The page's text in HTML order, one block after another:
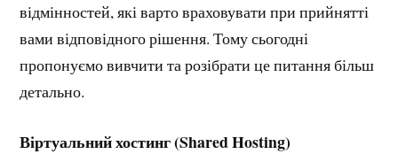
відмінностей, які варто враховувати при прийнятті
вами відповідного рішення. Тому сьогодні
пропонуємо вивчити та розібрати це питання більш
детально.
Віртуальний хостинг (Shared Hosting)